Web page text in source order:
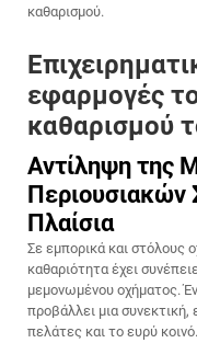
καθαρισμού.
εφαρμογές
καθαρισμού
Αντίληψη της
Περιουσιακών
Πλαίσια
Σε εμπορικά και στόλους
καθαριότητα έχει
μεμονωμένου οχήματος.
προβάλλει μια
πελάτες και το ευρύ